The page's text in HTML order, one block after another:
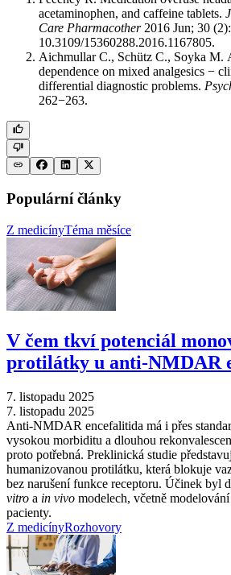
acetaminophen, and caffeine tablets.
Care Pharmacother2016 Jun; 30
10.3109/15360288.2016.1167805.
Aichmullar C., Schütz C., Soyka M.
dependence on mixed analgesics −⁠
differential diagnostic problems.
262−263.
Populární články
Z medicínyTéma měsíce
V čem tkví potenciál
protilátky u anti-NMDAR
7. listopadu 2025
7. listopadu 2025
Anti-NMDAR encefalitida má i přes
vysokou morbiditu a dlouhou
proto potřebná. Preklinická studie
humanizovanou protilátku, která blokuje
bez narušení funkce receptoru. Účinek byl
vitro a in vivo modelech, včetně
pacienty.
Z medicínyRozhovory